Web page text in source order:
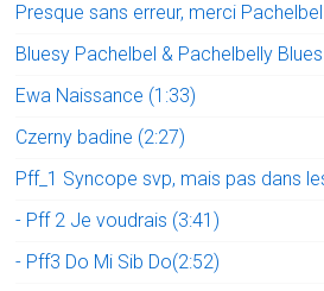
Presque sans erreur, merci
Bluesy Pachelbel & Pachelbelly
Ewa Naissance (1:33)
Czerny badine (2:27)
Pff_1 Syncope svp, mais pas dans
- Pff 2 Je voudrais (3:41)
- Pff3 Do Mi Sib Do(2:52)